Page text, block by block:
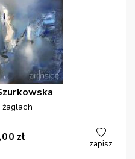
zł
zapisz